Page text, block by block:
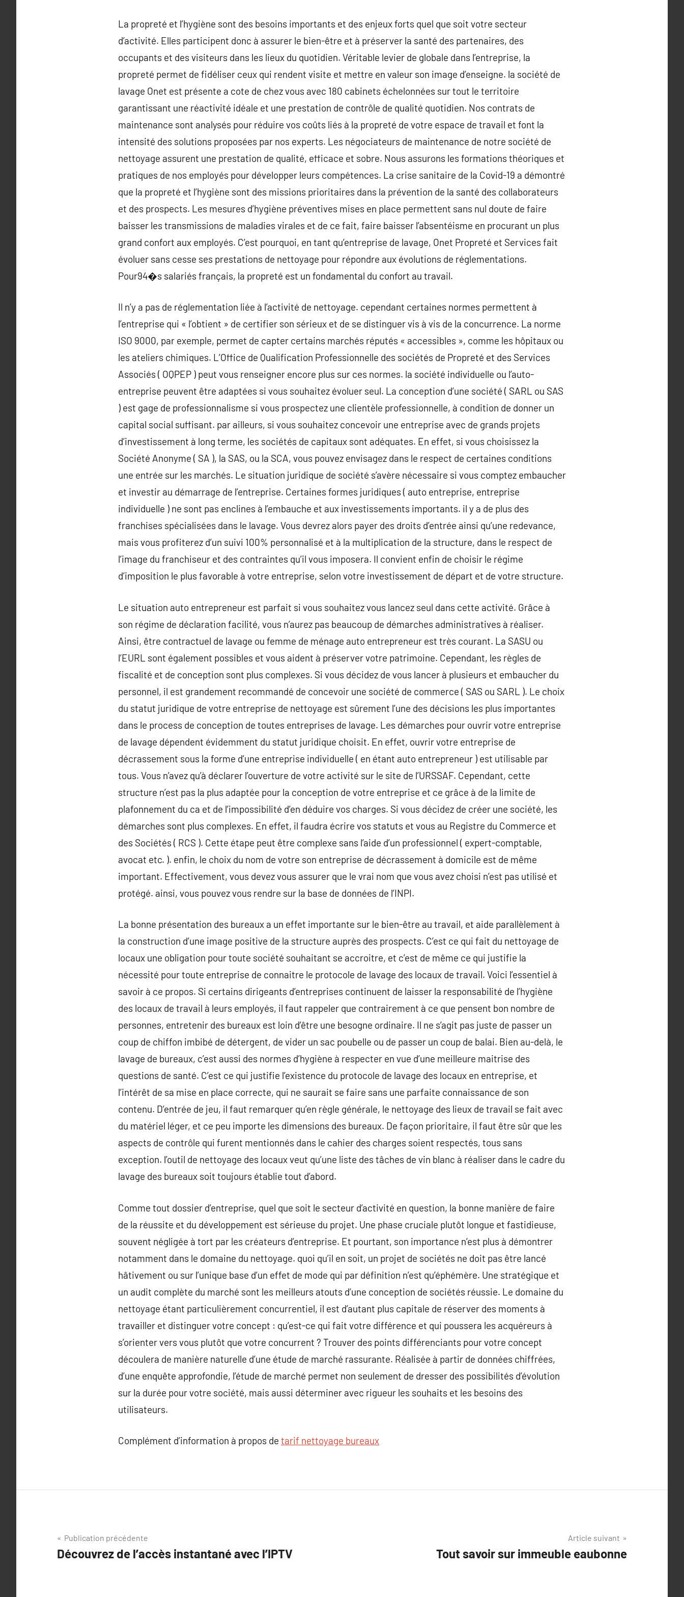
La propreté et l’hygiène sont des besoins importants et des enjeux forts quel que soit votre secteur
d’activité. Elles participent donc à assurer le bien-être et à préserver la santé des partenaires, des
occupants et des visiteurs dans les lieux du quotidien. Véritable levier de globale dans l’entreprise, la
propreté permet de fidéliser ceux qui rendent visite et mettre en valeur son image d’enseigne. la société de
lavage Onet est présente a cote de chez vous avec 180 cabinets échelonnées sur tout le territoire
garantissant une réactivité idéale et une prestation de contrôle de qualité quotidien. Nos contrats de
maintenance sont analysés pour réduire vos coûts liés à la propreté de votre espace de travail et font la
intensité des solutions proposées par nos experts. Les négociateurs de maintenance de notre société de
nettoyage assurent une prestation de qualité, efficace et sobre. Nous assurons les formations théoriques et
pratiques de nos employés pour développer leurs compétences. La crise sanitaire de la Covid-19 a démontré
que la propreté et l’hygiène sont des missions prioritaires dans la prévention de la santé des collaborateurs
et des prospects. Les mesures d’hygiène préventives mises en place permettent sans nul doute de faire
baisser les transmissions de maladies virales et de ce fait, faire baisser l’absentéisme en procurant un plus
grand confort aux employés. C’est pourquoi, en tant qu’entreprise de lavage, Onet Propreté et Services fait
évoluer sans cesse ses prestations de nettoyage pour répondre aux évolutions de réglementations.
Pour94�s salariés français, la propreté est un fondamental du confort au travail.
Il n’y a pas de réglementation liée à l’activité de nettoyage. cependant certaines normes permettent à
l’entreprise qui « l’obtient » de certifier son sérieux et de se distinguer vis à vis de la concurrence. La norme
ISO 9000, par exemple, permet de capter certains marchés réputés « accessibles », comme les hôpitaux ou
les ateliers chimiques. L’Office de Qualification Professionnelle des sociétés de Propreté et des Services
Associés ( OQPEP ) peut vous renseigner encore plus sur ces normes. la société individuelle ou l’auto-
entreprise peuvent être adaptées si vous souhaitez évoluer seul. La conception d’une société ( SARL ou SAS
) est gage de professionnalisme si vous prospectez une clientèle professionnelle, à condition de donner un
capital social suffisant. par ailleurs, si vous souhaitez concevoir une entreprise avec de grands projets
d’investissement à long terme, les sociétés de capitaux sont adéquates. En effet, si vous choisissez la
Société Anonyme ( SA ), la SAS, ou la SCA, vous pouvez envisagez dans le respect de certaines conditions
une entrée sur les marchés. Le situation juridique de société s’avère nécessaire si vous comptez embaucher
et investir au démarrage de l’entreprise. Certaines formes juridiques ( auto entreprise, entreprise
individuelle ) ne sont pas enclines à l’embauche et aux investissements importants. il y a de plus des
franchises spécialisées dans le lavage. Vous devrez alors payer des droits d’entrée ainsi qu’une redevance,
mais vous profiterez d’un suivi 100% personnalisé et à la multiplication de la structure, dans le respect de
l’image du franchiseur et des contraintes qu’il vous imposera. Il convient enfin de choisir le régime
d’imposition le plus favorable à votre entreprise, selon votre investissement de départ et de votre structure.
Le situation auto entrepreneur est parfait si vous souhaitez vous lancez seul dans cette activité. Grâce à
son régime de déclaration facilité, vous n’aurez pas beaucoup de démarches administratives à réaliser.
Ainsi, être contractuel de lavage ou femme de ménage auto entrepreneur est très courant. La SASU ou
l’EURL sont également possibles et vous aident à préserver votre patrimoine. Cependant, les règles de
fiscalité et de conception sont plus complexes. Si vous décidez de vous lancer à plusieurs et embaucher du
personnel, il est grandement recommandé de concevoir une société de commerce ( SAS ou SARL ). Le choix
du statut juridique de votre entreprise de nettoyage est sûrement l’une des décisions les plus importantes
dans le process de conception de toutes entreprises de lavage. Les démarches pour ouvrir votre entreprise
de lavage dépendent évidemment du statut juridique choisit. En effet, ouvrir votre entreprise de
décrassement sous la forme d’une entreprise individuelle ( en étant auto entrepreneur ) est utilisable par
tous. Vous n’avez qu’à déclarer l’ouverture de votre activité sur le site de l’URSSAF. Cependant, cette
structure n’est pas la plus adaptée pour la conception de votre entreprise et ce grâce à de la limite de
plafonnement du ca et de l’impossibilité d’en déduire vos charges. Si vous décidez de créer une société, les
démarches sont plus complexes. En effet, il faudra écrire vos statuts et vous au Registre du Commerce et
des Sociétés ( RCS ). Cette étape peut être complexe sans l’aide d’un professionnel ( expert-comptable,
avocat etc. ). enfin, le choix du nom de votre son entreprise de décrassement à domicile est de même
important. Effectivement, vous devez vous assurer que le vrai nom que vous avez choisi n’est pas utilisé et
protégé. ainsi, vous pouvez vous rendre sur la base de données de l’INPI.
La bonne présentation des bureaux a un effet importante sur le bien-être au travail, et aide parallèlement à
la construction d’une image positive de la structure auprès des prospects. C’est ce qui fait du nettoyage de
locaux une obligation pour toute société souhaitant se accroitre, et c’est de même ce qui justifie la
nécessité pour toute entreprise de connaitre le protocole de lavage des locaux de travail. Voici l’essentiel à
savoir à ce propos. Si certains dirigeants d’entreprises continuent de laisser la responsabilité de l’hygiène
des locaux de travail à leurs employés, il faut rappeler que contrairement à ce que pensent bon nombre de
personnes, entretenir des bureaux est loin d’être une besogne ordinaire. Il ne s’agit pas juste de passer un
coup de chiffon imbibé de détergent, de vider un sac poubelle ou de passer un coup de balai. Bien au-delà, le
lavage de bureaux, c’est aussi des normes d’hygiène à respecter en vue d’une meilleure maitrise des
questions de santé. C’est ce qui justifie l’existence du protocole de lavage des locaux en entreprise, et
l’intérêt de sa mise en place correcte, qui ne saurait se faire sans une parfaite connaissance de son
contenu. D’entrée de jeu, il faut remarquer qu’en règle générale, le nettoyage des lieux de travail se fait avec
du matériel léger, et ce peu importe les dimensions des bureaux. De façon prioritaire, il faut être sûr que les
aspects de contrôle qui furent mentionnés dans le cahier des charges soient respectés, tous sans
exception. l’outil de nettoyage des locaux veut qu’une liste des tâches de vin blanc à réaliser dans le cadre du
lavage des bureaux soit toujours établie tout d’abord.
Comme tout dossier d’entreprise, quel que soit le secteur d’activité en question, la bonne manière de faire
de la réussite et du développement est sérieuse du projet. Une phase cruciale plutôt longue et fastidieuse,
souvent négligée à tort par les créateurs d’entreprise. Et pourtant, son importance n’est plus à démontrer
notamment dans le domaine du nettoyage. quoi qu’il en soit, un projet de sociétés ne doit pas être lancé
hâtivement ou sur l’unique base d’un effet de mode qui par définition n’est qu’éphémère. Une stratégique et
un audit complète du marché sont les meilleurs atouts d’une conception de sociétés réussie. Le domaine du
nettoyage étant particulièrement concurrentiel, il est d’autant plus capitale de réserver des moments à
travailler et distinguer votre concept : qu’est-ce qui fait votre différence et qui poussera les acquéreurs à
s’orienter vers vous plutôt que votre concurrent ? Trouver des points différenciants pour votre concept
découlera de manière naturelle d’une étude de marché rassurante. Réalisée à partir de données chiffrées,
d’une enquête approfondie, l’étude de marché permet non seulement de dresser des possibilités d’évolution
sur la durée pour votre société, mais aussi déterminer avec rigueur les souhaits et les besoins des
utilisateurs.
Complément d’information à propos de tarif nettoyage bureaux
Navigation
de
Publication précédente
Découvrez de l’accès instantané avec l’IPTV
Article suivant
Tout savoir sur immeuble eaubonne